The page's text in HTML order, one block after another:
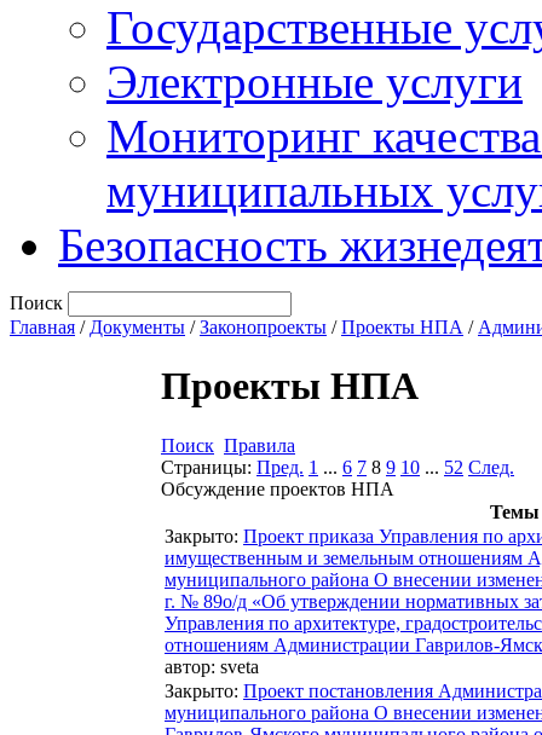
Государственные
Электронные услуги
Мониторинг
муниципальных
Безопасность
Поиск
Главная / Документы /Законопроекты /Проекты НПА /
Проекты НПА
Поиск Правила
Страницы: Пред. 1 ... 6 7 8 9 10 ... 52 След.
Обсуждение проектов НПА
Темы
Закрыто: Проект приказа Управления по
имущественным и земельным отношениям
муниципального района О внесении
г. № 89о/д «Об утверждении нормативных
Управления по архитектуре,
отношениям Администрации Гаврилов-
автор: sveta
Закрыто: Проект постановления
муниципального района О внесении